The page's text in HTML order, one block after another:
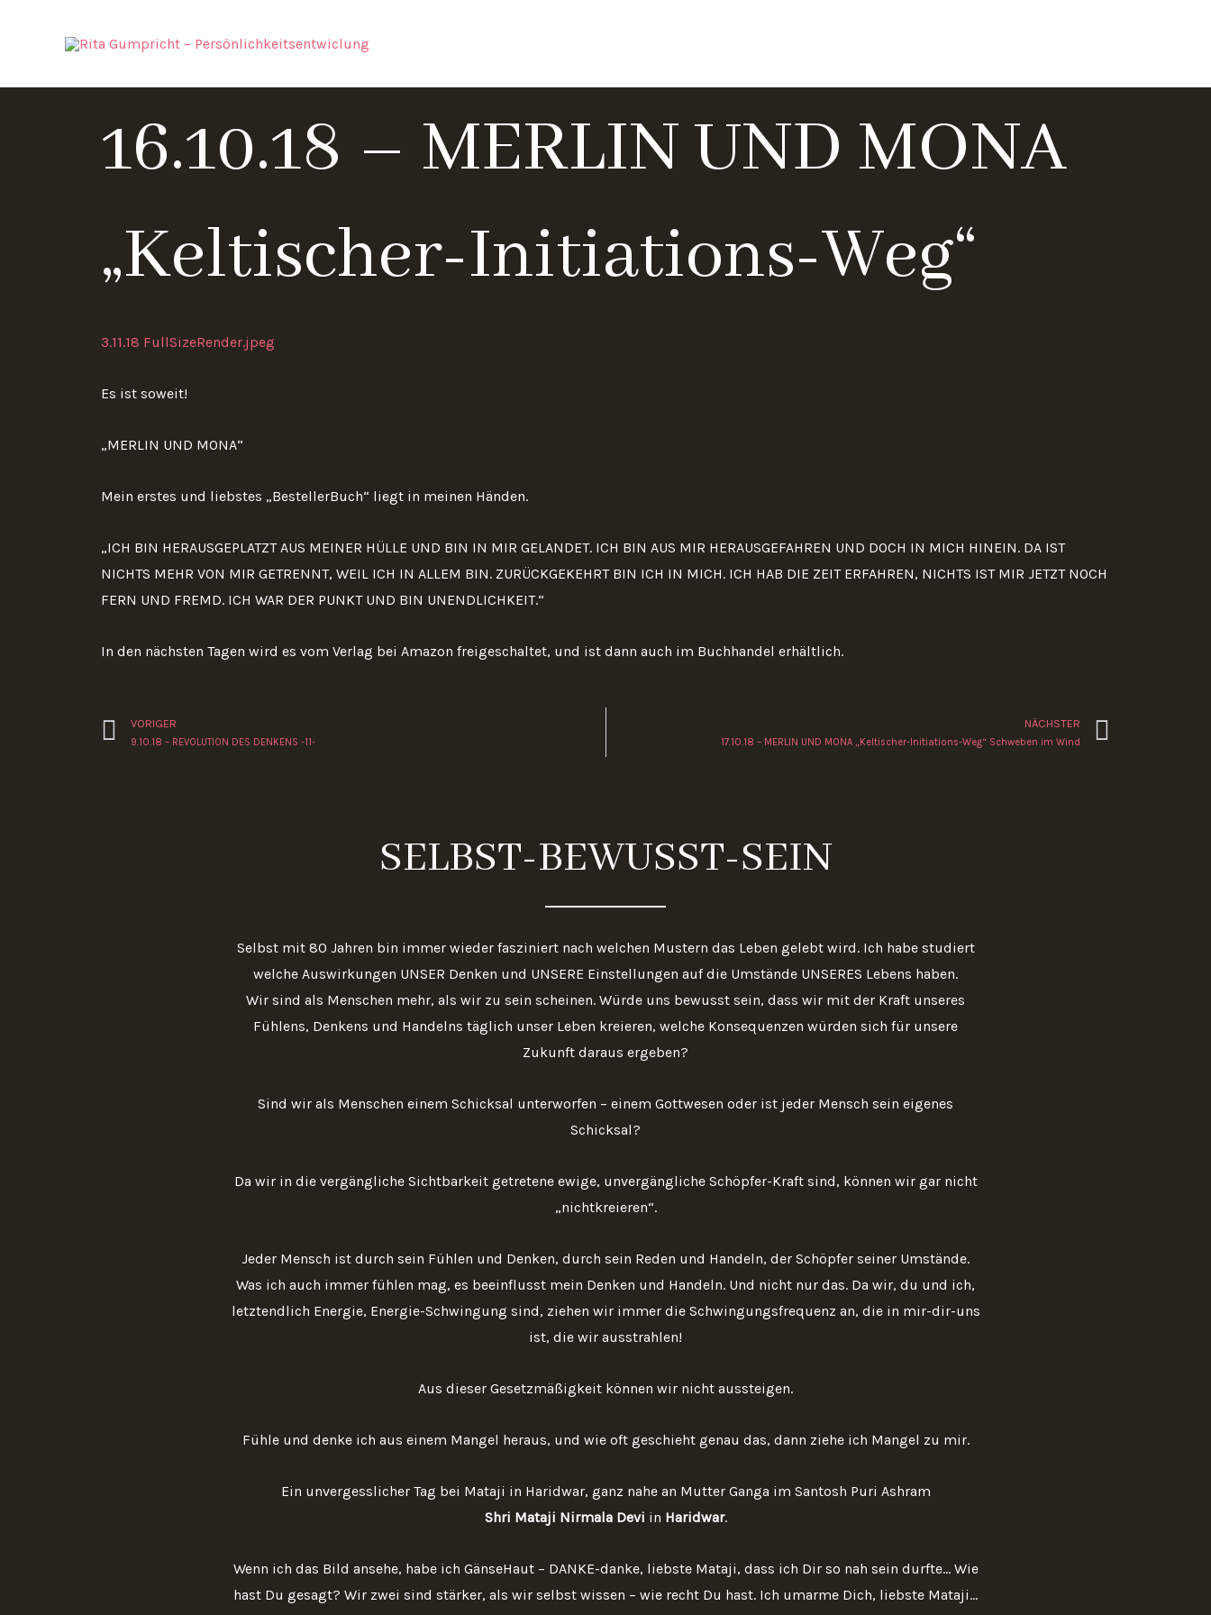
16.10.18 – MERLIN UND MONA
„Keltischer-Initiations-Weg“
3.11.18 FullSizeRender.jpeg
Es ist soweit!
„MERLIN UND MONA“
Mein erstes und liebstes „BestellerBuch“ liegt in meinen Händen.
„ICH BIN HERAUSGEPLATZT AUS MEINER HÜLLE UND BIN IN MIR GELANDET. ICH BIN AUS MIR HERAUSGEFAHREN UND DOCH IN MICH HINEIN. DA IST
NICHTS MEHR VON MIR GETRENNT, WEIL ICH IN ALLEM BIN. ZURÜCKGEKEHRT BIN ICH IN MICH. ICH HAB DIE ZEIT ERFAHREN, NICHTS IST MIR JETZT NOCH
FERN UND FREMD. ICH WAR DER PUNKT UND BIN UNENDLICHKEIT.“
In den nächsten Tagen wird es vom Verlag bei Amazon freigeschaltet, und ist dann auch im Buchhandel erhältlich.
Zurück
VORIGER
9.10.18 – REVOLUTION DES DENKENS -11-
NÄCHSTER
17.10.18 – MERLIN UND MONA „Keltischer-Initiations-Weg“ Schweben im Wind
SELBST-BEWUSST-SEIN
Selbst mit 80 Jahren bin immer wieder fasziniert nach welchen Mustern das Leben gelebt wird. Ich habe studiert
welche Auswirkungen UNSER Denken und UNSERE Einstellungen auf die Umstände UNSERES Lebens haben.
Wir sind als Menschen mehr, als wir zu sein scheinen. Würde uns bewusst sein, dass wir mit der Kraft unseres
Fühlens, Denkens und Handelns täglich unser Leben kreieren, welche Konsequenzen würden sich für unsere
Zukunft daraus ergeben?
Sind wir als Menschen einem Schicksal unterworfen – einem Gottwesen oder ist jeder Mensch sein eigenes
Schicksal?
Da wir in die vergängliche Sichtbarkeit getretene ewige, unvergängliche Schöpfer-Kraft sind, können wir gar nicht
„nichtkreieren“.
Jeder Mensch ist durch sein Fühlen und Denken, durch sein Reden und Handeln, der Schöpfer seiner Umstände.
Was ich auch immer fühlen mag, es beeinflusst mein Denken und Handeln. Und nicht nur das. Da wir, du und ich,
letztendlich Energie, Energie-Schwingung sind, ziehen wir immer die Schwingungsfrequenz an, die in mir-dir-uns
ist, die wir ausstrahlen!
Aus dieser Gesetzmäßigkeit können wir nicht aussteigen.
Fühle und denke ich aus einem Mangel heraus, und wie oft geschieht genau das, dann ziehe ich Mangel zu mir.
Ein unvergesslicher Tag bei Mataji in Haridwar, ganz nahe an Mutter Ganga im Santosh Puri Ashram
Shri Mataji Nirmala Devi in Haridwar.
Wenn ich das Bild ansehe, habe ich GänseHaut – DANKE-danke, liebste Mataji, dass ich Dir so nah sein durfte... Wie
hast Du gesagt? Wir zwei sind stärker, als wir selbst wissen – wie recht Du hast. Ich umarme Dich, liebste Mataji...